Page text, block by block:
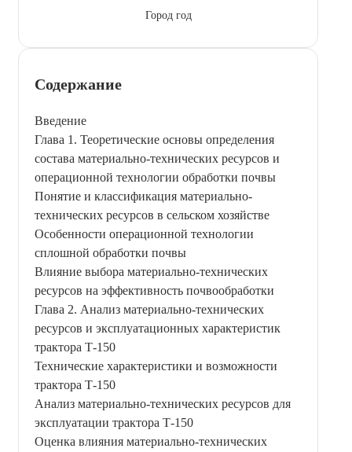
Город год
Содержание
Введение
Глава 1. Теоретические основы определения
состава материально-технических ресурсов и
операционной технологии обработки почвы
Понятие и классификация материально-
технических ресурсов в сельском хозяйстве
Особенности операционной технологии
сплошной обработки почвы
Влияние выбора материально-технических
ресурсов на эффективность почвообработки
Глава 2. Анализ материально-технических
ресурсов и эксплуатационных характеристик
трактора Т-150
Технические характеристики и возможности
трактора Т-150
Анализ материально-технических ресурсов для
эксплуатации трактора Т-150
Оценка влияния материально-технических